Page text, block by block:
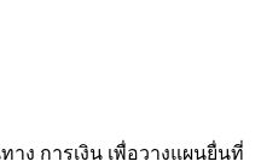
าง การเงิน เพื่อวางแผนยื่นที่